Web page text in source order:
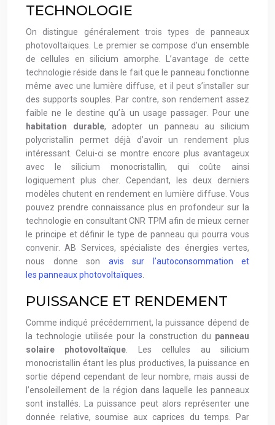
TECHNOLOGIE
On distingue généralement trois types de panneaux
photovoltaïques. Le premier se compose d’un ensemble
de cellules en silicium amorphe. L’avantage de cette
technologie réside dans le fait que le panneau fonctionne
même avec une lumière diffuse, et il peut s’installer sur
des supports souples. Par contre, son rendement assez
faible ne le destine qu’à un usage passager. Pour une
habitation durable, adopter un panneau au silicium
polycristallin permet déjà d’avoir un rendement plus
intéressant. Celui-ci se montre encore plus avantageux
avec le silicium monocristallin, qui coûte ainsi
logiquement plus cher. Cependant, les deux derniers
modèles chutent en rendement en lumière diffuse. Vous
pouvez prendre connaissance plus en profondeur sur la
technologie en consultant CNR TPM afin de mieux cerner
le principe et définir le type de panneau qui pourra vous
convenir. AB Services, spécialiste des énergies vertes,
nous donne son avis sur l’autoconsommation et
les panneaux photovoltaïques
PUISSANCE ET RENDEMENT
Comme indiqué précédemment, la puissance dépend de
la technologie utilisée pour la construction du panneau
solaire photovoltaïque . Les cellules au silicium
monocristallin étant les plus productives, la puissance en
sortie dépend cependant de leur nombre, mais aussi de
l’ensoleillement de la région dans laquelle les panneaux
sont installés. La puissance peut alors représenter une
donnée relative, soumise aux caprices du temps. Par